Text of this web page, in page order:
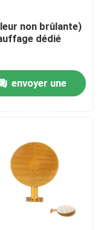
non brûlante)
dédié
envoyer une